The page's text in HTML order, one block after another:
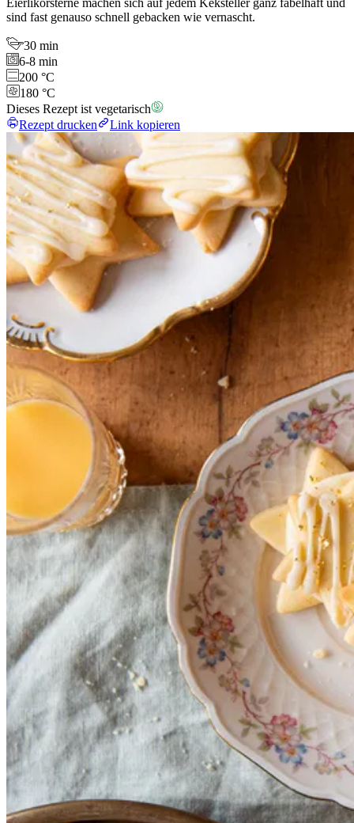
Eierlikörsterne machen sich auf jedem Keksteller ganz fabelhaft und
sind fast genauso schnell gebacken wie vernascht.
30 min
6-8 min
200 °C
180 °C
Dieses Rezept ist vegetarisch
Rezept drucken
Link kopieren